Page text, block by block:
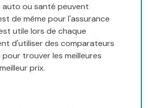
auto ou santé peuvent
de même pour l'assurance
utile lors de chaque
d'utiliser des comparateurs
trouver les meilleures
prix.